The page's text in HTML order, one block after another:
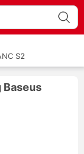
S2
Baseus